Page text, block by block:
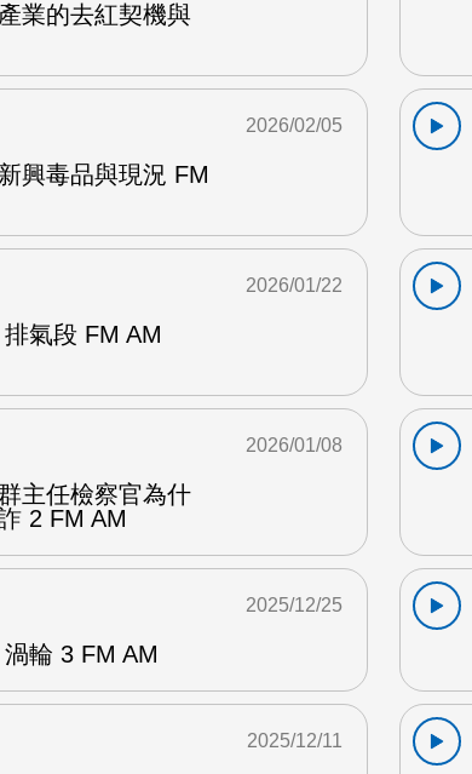
業的去紅契機與
興毒品與現況 FM
2026/02/05
氣段 FM AM
2026/01/22
主任檢察官為什
2 FM AM
2026/01/08
輪 3 FM AM
2025/12/25
2025/12/11